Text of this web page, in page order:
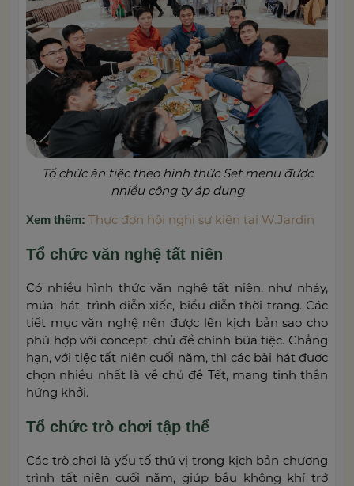
Tổ chức ăn tiệc theo hình thức Set menu được
nhiều công ty áp dụng
Xem thêm: Thực đơn hội nghị sự kiện tại W.Jardin
Tổ chức văn nghệ tất niên
Có nhiều hình thức văn nghệ tất niên, như nhảy,
múa, hát, trình diễn xiếc, biểu diễn thời trang. Các
tiết mục văn nghệ nên được lên kịch bản sao cho
phù hợp với concept, chủ đề chính bữa tiệc. Chẳng
hạn, với tiệc tất niên cuối năm, thì các bài hát được
chọn nhiều nhất là về chủ đề Tết, mang tinh thần
hứng khởi.
Tổ chức trò chơi tập thể
Các trò chơi là yếu tố thú vị trong kịch bản chương
trình tất niên cuối năm, giúp bầu không khí trở